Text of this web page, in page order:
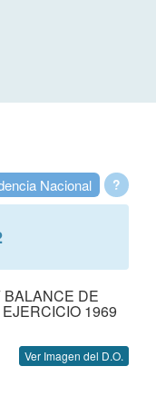
?
Nacional
DE
1969
Ver Imagen del D.O.